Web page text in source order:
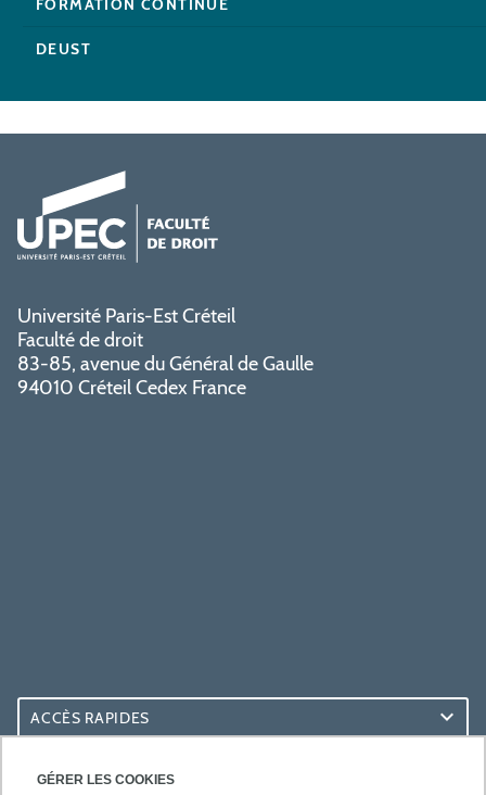
GÉRER LES COOKIES
DEUST
Université Paris-Est Créteil
Faculté de droit
83-85, avenue du Général de Gaulle
94010 Créteil Cedex France
ACCÈS RAPIDES
ACCÈS PRATIQUES